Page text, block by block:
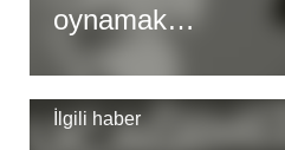
oynamak…
İlgili haber